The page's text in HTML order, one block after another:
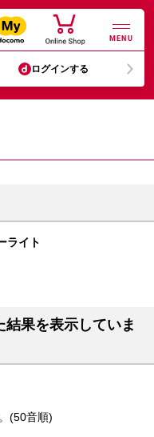
MENU
ログインする
ライト
果を表示していま
(50音順)